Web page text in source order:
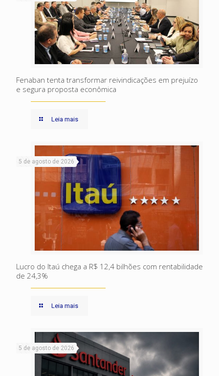
Fenaban tenta transformar reivindicações em prejuízo
e segura proposta econômica
Leia mais
5 de agosto de 2026
Lucro do Itaú chega a R$ 12,4 bilhões com rentabilidade
de 24,3%
Leia mais
5 de agosto de 2026